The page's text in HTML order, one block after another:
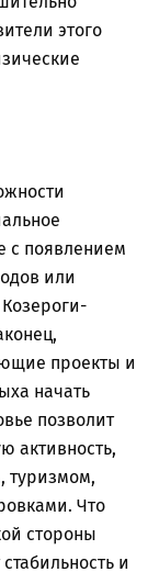
этого
с появлением
или
проекты и
начать
позволит
активность,
туризмом,
Что
стороны
и